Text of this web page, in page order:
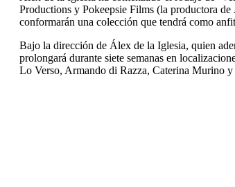
Productions y Pokeepsie Films (la productora
conformarán una colección que tendrá como
Bajo la dirección de Álex de la Iglesia, quien
prolongará durante siete semanas en
Lo Verso, Armando di Razza, Caterina Murino